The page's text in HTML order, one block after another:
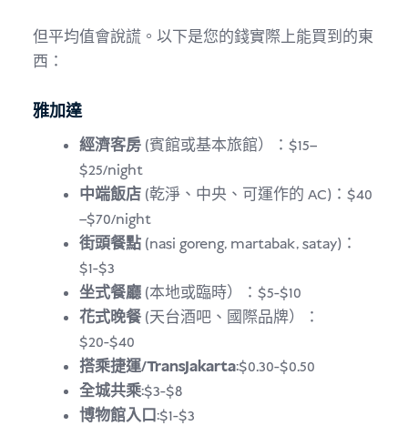
但平均值會說謊。以下是您的錢實際上能買到的東
西：
雅加達
經濟客房 (賓館或基本旅館）：$15–
$25/night
中端飯店 (乾淨、中央、可運作的 AC)：$40
–$70/night
街頭餐點 (nasi goreng, martabak, satay)：
$1-$3
坐式餐廳 (本地或臨時）：$5-$10
花式晚餐(天台酒吧、國際品牌）：
$20-$40
搭乘捷運/TransJakarta:$0.30-$0.50
全城共乘:$3-$8
博物館入口:$1-$3